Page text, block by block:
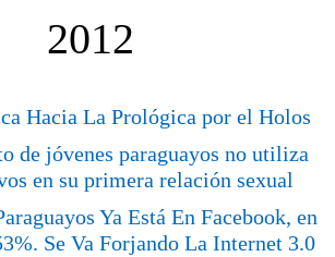
2012
Hacia La Prológica por el Holos
de jóvenes paraguayos no utiliza
en su primera relación sexual
Ya Está En Facebook, en
Se Va Forjando La Internet 3.0